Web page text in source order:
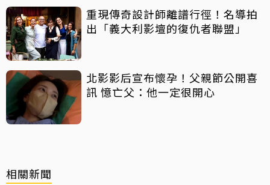
重現傳奇設計師離譜行徑！名導拍
出「義大利影壇的復仇者聯盟」
北影影后宣布懷孕！父親節公開喜
訊 憶亡父：他一定很開心
相關新聞